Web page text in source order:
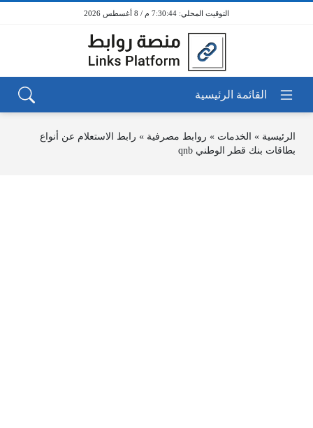
7:30:44 م / 8 أغسطس 2026
الرئيسية » الخدمات » روابط مصرفية » رابط الاستعلام عن أنواع
بطاقات بنك قطر الوطني ‏qnb